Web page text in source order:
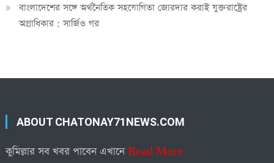
বাংলাদেশের সঙ্গে অর্থনৈতিক সহযোগিতা জোরদার করাই যুক্তরাষ্ট্রের
অগ্রাধিকার : সার্জিও গর
ABOUT CHATONAY71NEWS.COM
কুমিল্লার সব খবর পাবেন এখানেRead More